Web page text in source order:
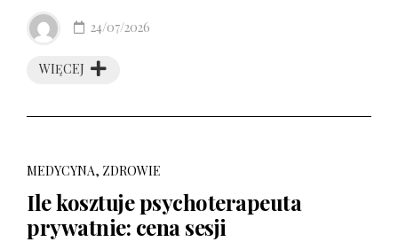
WIĘCEJ
24/07/2026
MEDYCYNA, ZDROWIE
Ile kosztuje psychoterapeuta
prywatnie: cena sesji